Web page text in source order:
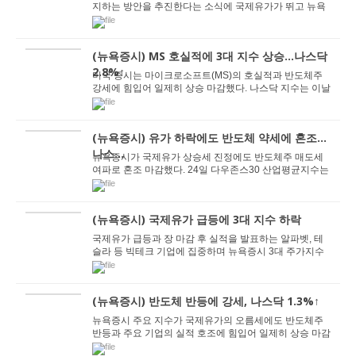
지하는 방안을 추진한다는 소식에 국제유가가 뛰고 뉴욕
증시가 일제히 하락했다. 6일 뉴욕증권거래소에서...
(뉴욕증시) MS 호실적에 3대 지수 상승…나스닥
2.8%↑
미국 증시는 마이크로소프트(MS)의 호실적과 반도체주
강세에 힘입어 일제히 상승 마감했다. 나스닥 지수는 이날
상승으로 6거래일 연속 이어졌던 하락세를 끊어...
(뉴욕증시) 유가 하락에도 반도체 약세에 혼조...
나스...
뉴욕증시가 국제유가 상승세 진정에도 반도체주 매도세
여파로 혼조 마감했다. 24일 다우존스30 산업평균지수는
전장보다 235.60포인트(0.46%) 오른 5만1947.25에...
(뉴욕증시) 국제유가 급등에 3대 지수 하락
국제유가 급등과 장 마감 후 실적을 발표하는 알파벳, 테
슬라 등 빅테크 기업에 집중하며 뉴욕증시 3대 주가지수
가 일제히 하락 마감했다. 다만 큰 변동 없이 보...
(뉴욕증시) 반도체 반등에 강세, 나스닥 1.3%↑
뉴욕증시 주요 지수가 국제유가의 오름세에도 반도체주
반등과 주요 기업의 실적 호조에 힘입어 일제히 상승 마감
했다. 21일 뉴욕증권거래소(NYSE)에서 다우존스3...